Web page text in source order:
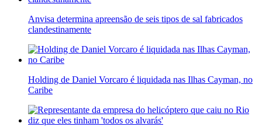
Anvisa determina apreensão de seis tipos de sal fabricados
clandestinamente
Holding de Daniel Vorcaro é liquidada nas Ilhas Cayman, no
Caribe